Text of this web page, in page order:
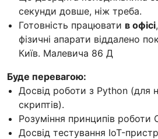
секунди довше, ніж треба.
Готовність працювати в офісі
фізичні апарати віддалено
Київ. Малевича 86 Д
Буде перевагою:
Досвід роботи з Python (для
скриптів).
Розуміння принципів роботи
Досвід тестування IoT-